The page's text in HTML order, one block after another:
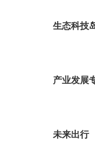
生态科技
产业发展
未来出行